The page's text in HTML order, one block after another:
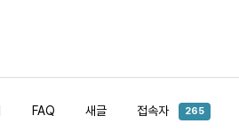
FAQ 새글 접속자 265